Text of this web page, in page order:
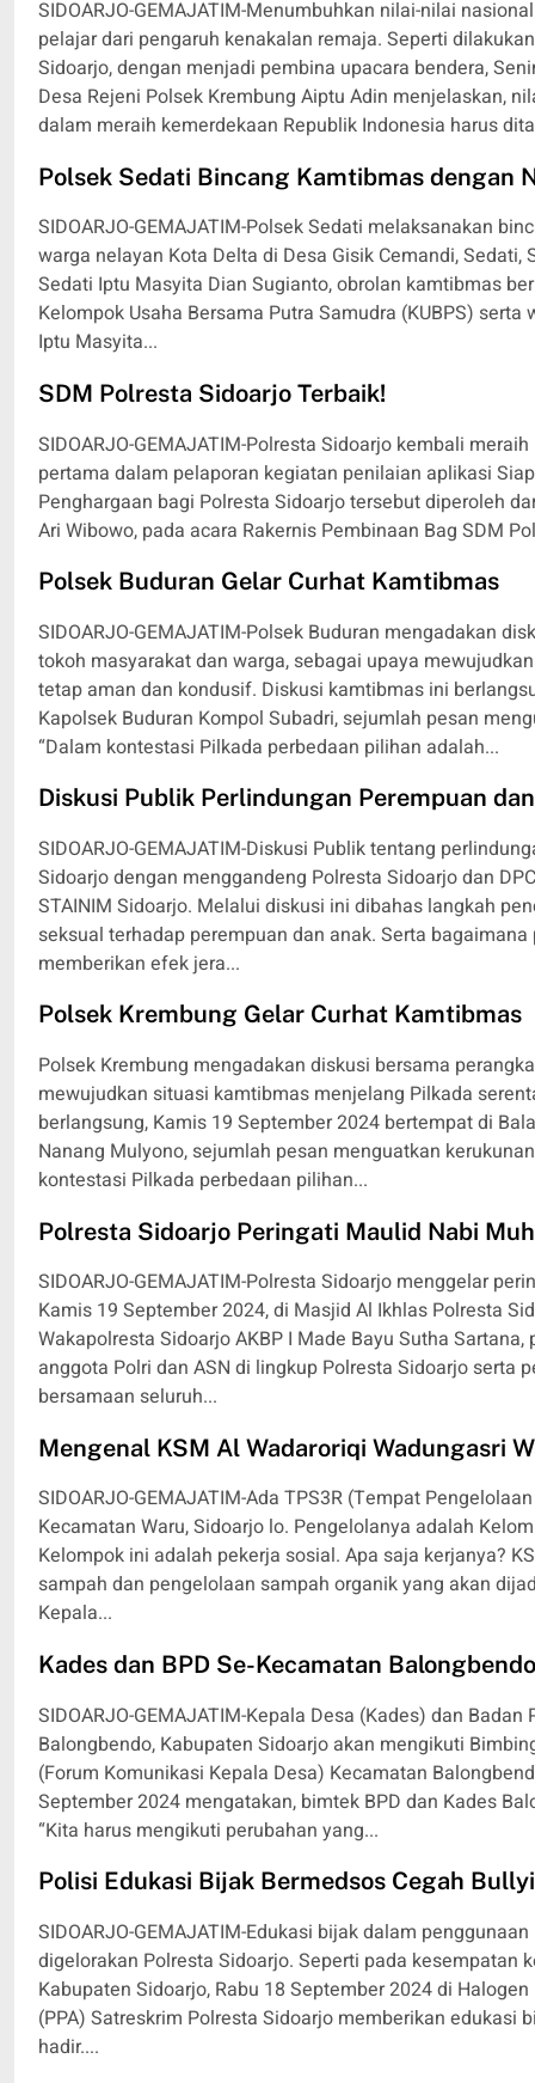
SIDOARJO-GEMAJATIM-Menumbuhkan nilai-nilai
pelajar dari pengaruh kenakalan remaja. Seperti
Sidoarjo, dengan menjadi pembina upacara bendera,
Desa Rejeni Polsek Krembung Aiptu Adin menjelaskan,
dalam meraih kemerdekaan Republik Indonesia harus
Polsek Sedati Bincang Kamtibmas dengan
SIDOARJO-GEMAJATIM-Polsek Sedati melaksanakan
warga nelayan Kota Delta di Desa Gisik Cemandi,
Sedati Iptu Masyita Dian Sugianto, obrolan kamtibmas
Kelompok Usaha Bersama Putra Samudra (KUBPS)
Iptu Masyita...
SDM Polresta Sidoarjo Terbaik!
SIDOARJO-GEMAJATIM-Polresta Sidoarjo kembali
pertama dalam pelaporan kegiatan penilaian aplikasi
Penghargaan bagi Polresta Sidoarjo tersebut diperoleh
Ari Wibowo, pada acara Rakernis Pembinaan Bag SDM
Polsek Buduran Gelar Curhat Kamtibmas
SIDOARJO-GEMAJATIM-Polsek Buduran mengadakan
tokoh masyarakat dan warga, sebagai upaya
tetap aman dan kondusif. Diskusi kamtibmas ini
Kapolsek Buduran Kompol Subadri, sejumlah pesan
“Dalam kontestasi Pilkada perbedaan pilihan adalah...
Diskusi Publik Perlindungan Perempuan
SIDOARJO-GEMAJATIM-Diskusi Publik tentang
Sidoarjo dengan menggandeng Polresta Sidoarjo dan
STAINIM Sidoarjo. Melalui diskusi ini dibahas langkah
seksual terhadap perempuan dan anak. Serta
memberikan efek jera...
Polsek Krembung Gelar Curhat Kamtibmas
Polsek Krembung mengadakan diskusi bersama
mewujudkan situasi kamtibmas menjelang Pilkada
berlangsung, Kamis 19 September 2024 bertempat di
Nanang Mulyono, sejumlah pesan menguatkan
kontestasi Pilkada perbedaan pilihan...
Polresta Sidoarjo Peringati Maulid Nabi
SIDOARJO-GEMAJATIM-Polresta Sidoarjo menggelar
Kamis 19 September 2024, di Masjid Al Ikhlas Polresta
Wakapolresta Sidoarjo AKBP I Made Bayu Sutha
anggota Polri dan ASN di lingkup Polresta Sidoarjo serta
bersamaan seluruh...
Mengenal KSM Al Wadaroriqi Wadungasri
SIDOARJO-GEMAJATIM-Ada TPS3R (Tempat
Kecamatan Waru, Sidoarjo lo. Pengelolanya adalah
Kelompok ini adalah pekerja sosial. Apa saja kerjanya?
sampah dan pengelolaan sampah organik yang akan
Kepala...
Kades dan BPD Se-Kecamatan
SIDOARJO-GEMAJATIM-Kepala Desa (Kades) dan
Balongbendo, Kabupaten Sidoarjo akan mengikuti
(Forum Komunikasi Kepala Desa) Kecamatan
September 2024 mengatakan, bimtek BPD dan Kades
“Kita harus mengikuti perubahan yang...
Polisi Edukasi Bijak Bermedsos Cegah
SIDOARJO-GEMAJATIM-Edukasi bijak dalam
digelorakan Polresta Sidoarjo. Seperti pada kesempatan
Kabupaten Sidoarjo, Rabu 18 September 2024 di
(PPA) Satreskrim Polresta Sidoarjo memberikan
hadir....